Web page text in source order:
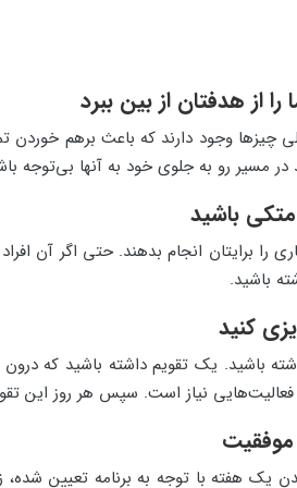
از هدفتان از بین ببرد
وجود دارند که باعث برهم خوردن
مسیر رو به جلوی خود به آنها بی‌توجه
باشید
را برایتان انجام بدهند. حتی اگر
باشید.
کنید
باشید. یک تقویم داشته باشید که
نیاز است. سپس هر روز این
موفقیت
یک هفته با توجه به برنامه تعیین